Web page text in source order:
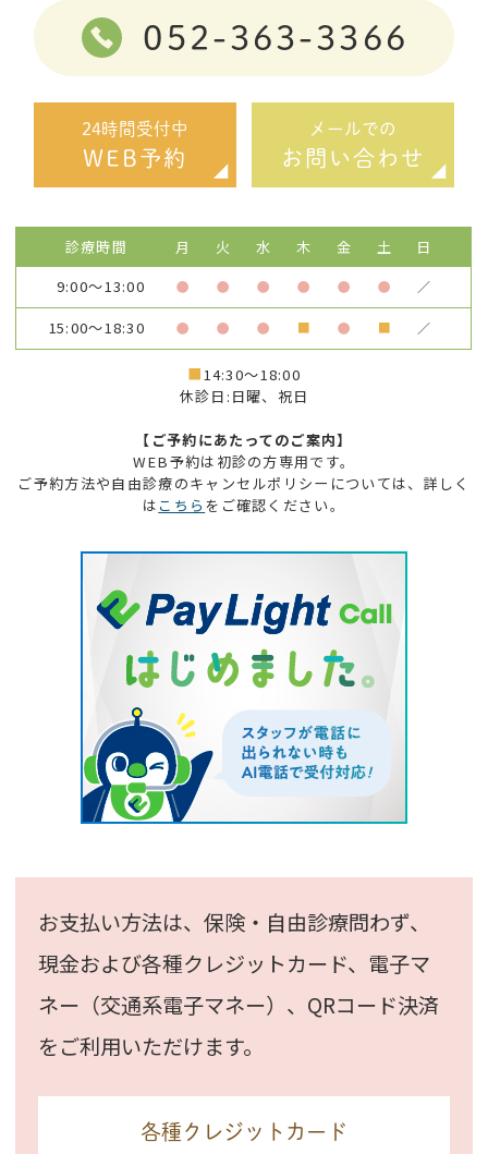
052-363-3366
24時間受付中
WEB予約
メールでの
お問い合わせ
診療時間 月 火 水 木 金 土
日
9:00～13:00
● ● ● ● ● ● ／
15:00～18:30 ● ● ● ■ ● ■ ／
■14:30～18:00
休診日:日曜、祝日
【ご予約にあたってのご案内】
WEB予約は初診の方専用です。
ご予約方法や自由診療のキャンセルポリシーについては、詳しく
は こちら をご確認ください。
お支払い方法は、保険・自由診療問わず、
現金および各種クレジットカード、 電子マ
ネー（交通系電子マネー）、 QRコード決済
をご利用いただけます。
各種クレジットカード